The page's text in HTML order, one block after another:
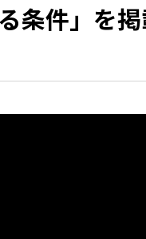
条件」を